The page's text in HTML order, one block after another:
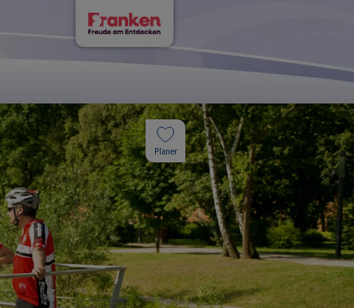
Planer